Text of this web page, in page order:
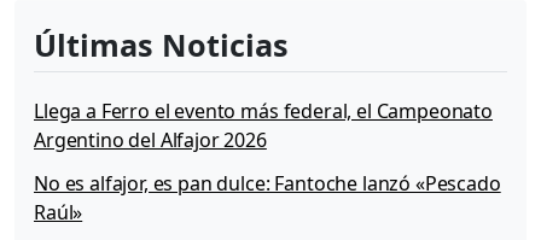
»
Últimas Noticias
Llega a Ferro el evento más federal, el Campeonato
Argentino del Alfajor 2026
No es alfajor, es pan dulce: Fantoche lanzó «Pescado
Raúl»